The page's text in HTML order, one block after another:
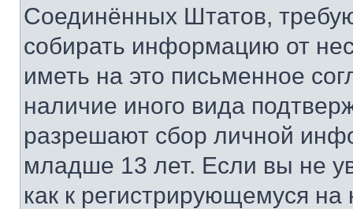
Соединённых Штатов,
собирать информацию от
иметь на это письменное
наличие иного вида
разрешают сбор личной
младше 13 лет. Если вы не
как к регистрирующемуся